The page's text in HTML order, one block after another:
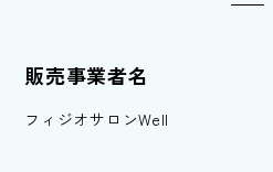
販売事業者名
フィジオサロンWell